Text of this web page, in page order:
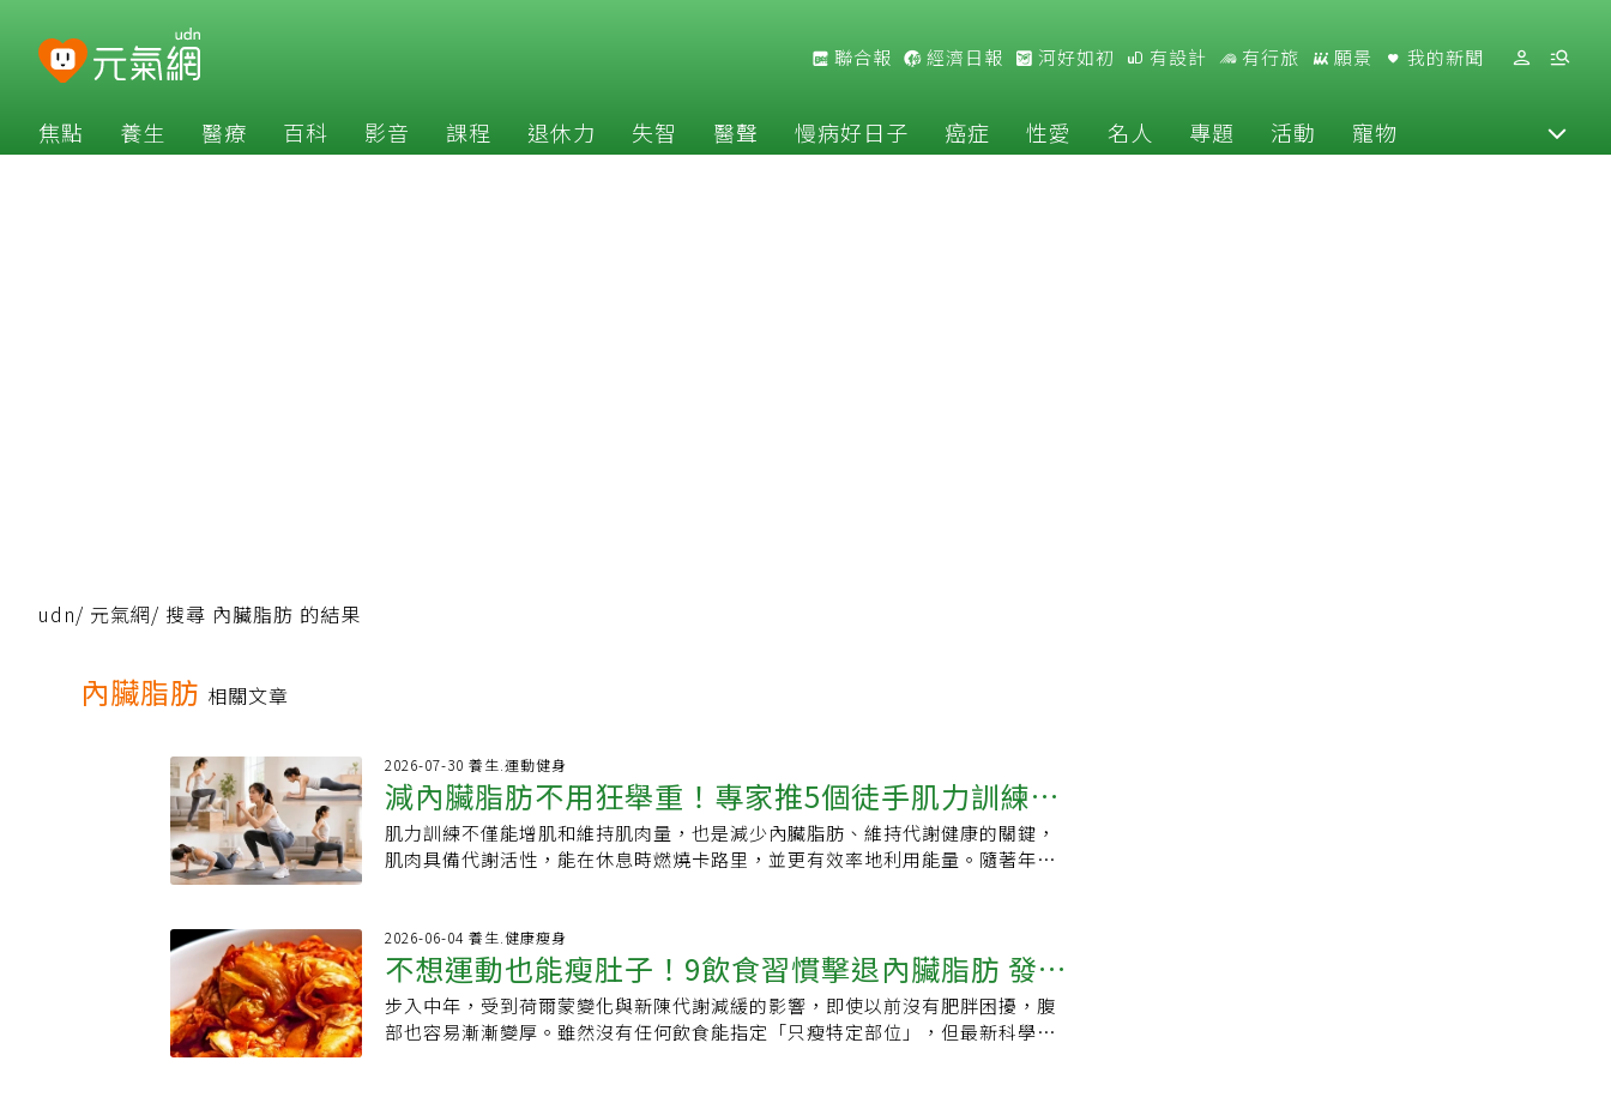
聯合報 經濟日報 河好如初 有設計 有行旅 願景 我的新聞
焦點 養生 醫療 百科 影音 課程 退休力 失智 醫聲 慢病好日子 癌症 性愛 名人 專題 活動 寵物
udn/ 元氣網/ 搜尋 內臟脂肪 的結果
內臟脂肪 相關文章
2026-07-30 養生.運動健身
減內臟脂肪不用狂舉重！專家推5個徒手肌力訓練有
助改善代謝、燃脂
肌力訓練不僅能增肌和維持肌肉量，也是減少內臟脂肪、維持代謝健康的關鍵，
肌肉具備代謝活性，能在休息時燃燒卡路里，並更有效率地利用能量。隨著年齡
練就能達到減少脂肪、改善代謝等效果。EatingWell報導，認證私人教練伊莉莎
白（ElizabethShaw）說，研究顯示，阻力訓練能降低體脂率、總脂肪量，甚至
能減少與代謝性疾病相關的內臟脂肪，不需要極端限制熱量攝取，也能從運動獲
得效益。物理治療師琳賽（LindsyJackson）說，阻力訓練創造代謝脂肪的需
求，並建立人體需要的肌肉量。物理治療師凱特琳（KaitlynHanelt）說，運動還
2026-06-04 養生.健康瘦身
不想運動也能瘦肚子！9飲食習慣擊退內臟脂肪 發酵
食物超有感
步入中年，受到荷爾蒙變化與新陳代謝減緩的影響，即使以前沒有肥胖困擾，腹
部也容易漸漸變厚。雖然沒有任何飲食能指定「只瘦特定部位」，但最新科學研